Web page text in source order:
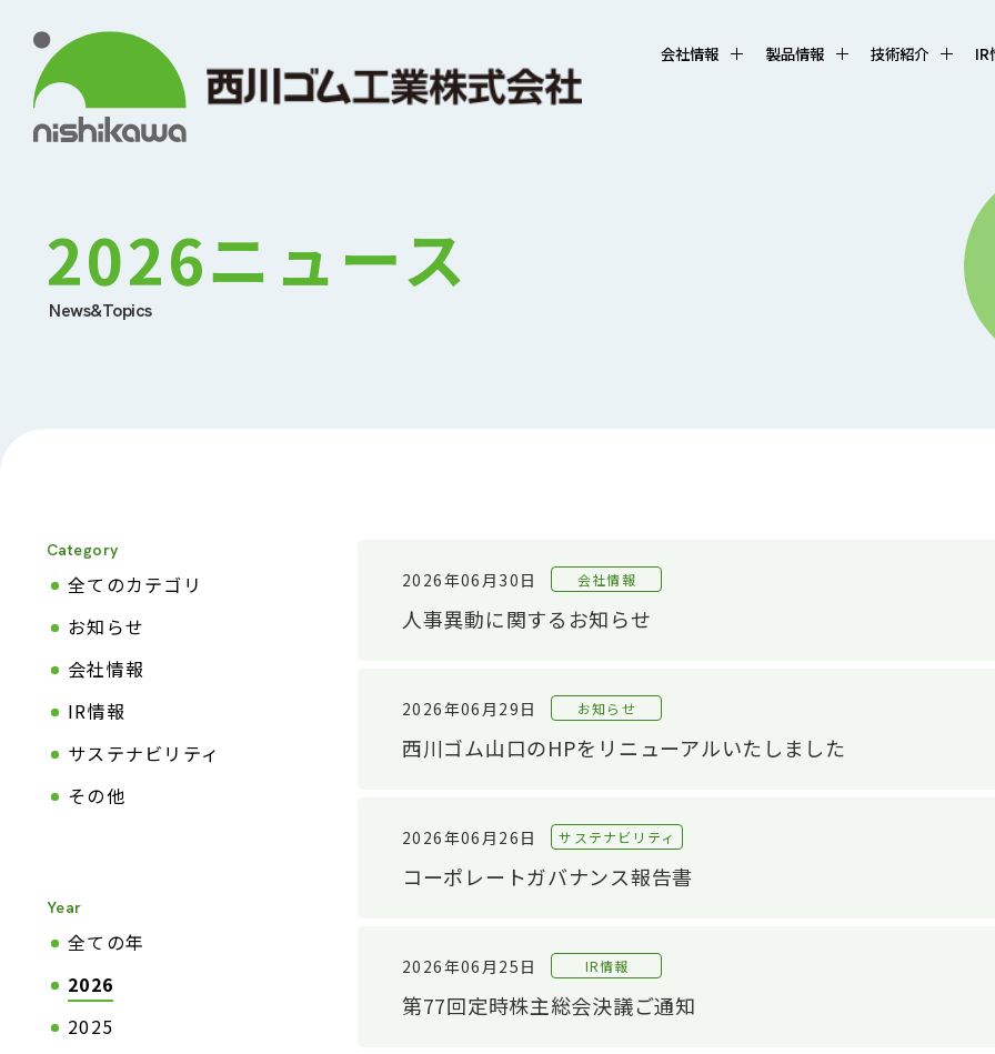
会社情報 製品情報 技術紹介 IR
2026ニュース
News&Topics
Category
全てのカテゴリ
お知らせ
会社情報
IR情報
サステナビリティ
その他
Year
全ての年
2026
2025
2026年06月30日 会社情報
人事異動に関するお知らせ
2026年06月29日 お知らせ
西川ゴム山口のHPをリニューアルいたしました
2026年06月26日 サステナビリティ
コーポレートガバナンス報告書
2026年06月25日 IR情報
第77回定時株主総会決議ご通知